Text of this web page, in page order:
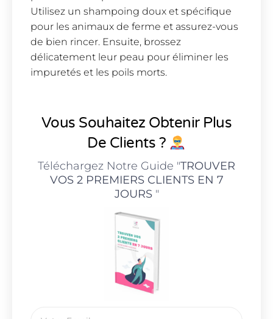
Utilisez un shampoing doux et spécifique
pour les animaux de ferme et assurez-vous
de bien rincer. Ensuite, brossez
délicatement leur peau pour éliminer les
impuretés et les poils morts.
Vous Souhaitez Obtenir Plus
De Clients ?
Téléchargez Notre Guide "TROUVER
VOS 2 PREMIERS CLIENTS EN 7
JOURS"